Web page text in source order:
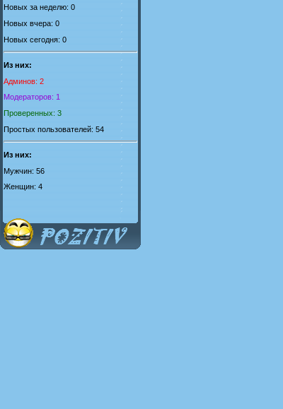
Новых за неделю: 0
Новых вчера: 0
Новых сегодня: 0
Из них:
Админов: 2
Модераторов: 1
Проверенных: 3
Простых пользователей: 54
Из них:
Мужчин: 56
Женщин: 4